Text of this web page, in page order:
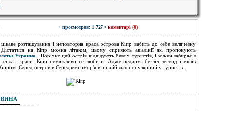
• просмотров: 1 727 • коментарі (0)
розташування і неповторна краса острова Кіпр вабить до себе величезну
Дістатися на Кіпр можна літаком, цьому сприяють авіалінії які пропонують
Украина . Щорічно цей острів відвідують безліч туристів, і кожен забирає з
і краси. Кіпр неможливо не любити. Адже недарма безліч легенд і міфів
Серед островів Середземномор'я він найбільш популярний у туристів.